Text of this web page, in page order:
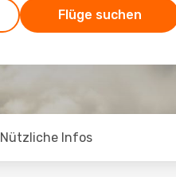
Flüge suchen
Nützliche Infos